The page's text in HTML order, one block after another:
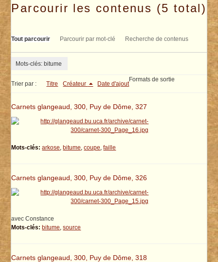
Parcourir les contenus (5 total)
Tout parcourir Parcourir par mot-clé Recherche de contenus
Mots-clés: bitume
Trier par : Titre Créateur Date d'ajout
Carnets glangeaud, 300, Puy de Dôme, 327
Mots-clés: arkose,bitume,coupe,faille
Carnets glangeaud, 300, Puy de Dôme, 326
avec Constance
Mots-clés: bitume ,source
Carnets glangeaud, 300, Puy de Dôme, 318
Formats de sortie